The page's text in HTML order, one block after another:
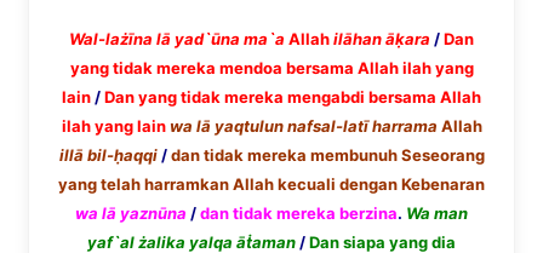
Wal-lażīna lā yad`ūna ma`a Allahilāhanāḳara /Dan
yang tidak mereka mendoa bersama Allah ilah yang
lain /Dan yang tidak mereka mengabdi bersama Allah
ilah yang lain wa lā yaqtulun nafsal-latī harrama Allah
illā bil-ḥaqqi/dan tidak mereka membunuh Seseorang
yang telah harramkan Allah kecuali dengan Kebenaran
wa lā yaznūna /dan tidak mereka berzina. Wa man
yaf`alżalika yalqa āṫaman /Dan siapa yang dia